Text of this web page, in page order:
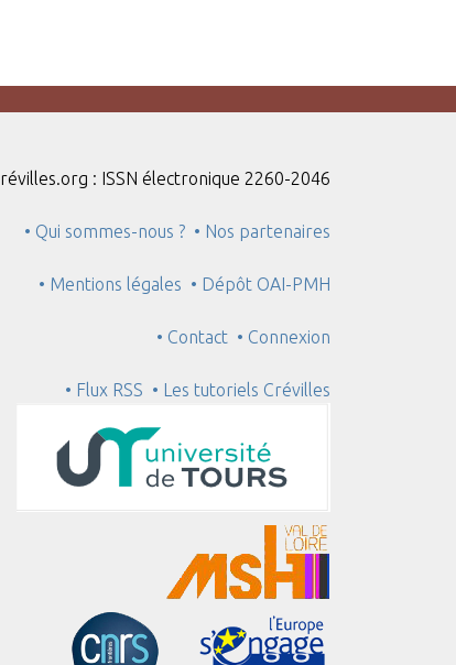
: ISSN électronique 2260-2046
• Qui sommes-nous ? • Nos partenaires
• Mentions légales • Dépôt OAI-PMH
• Contact • Connexion
• Flux RSS • Les tutoriels Crévilles